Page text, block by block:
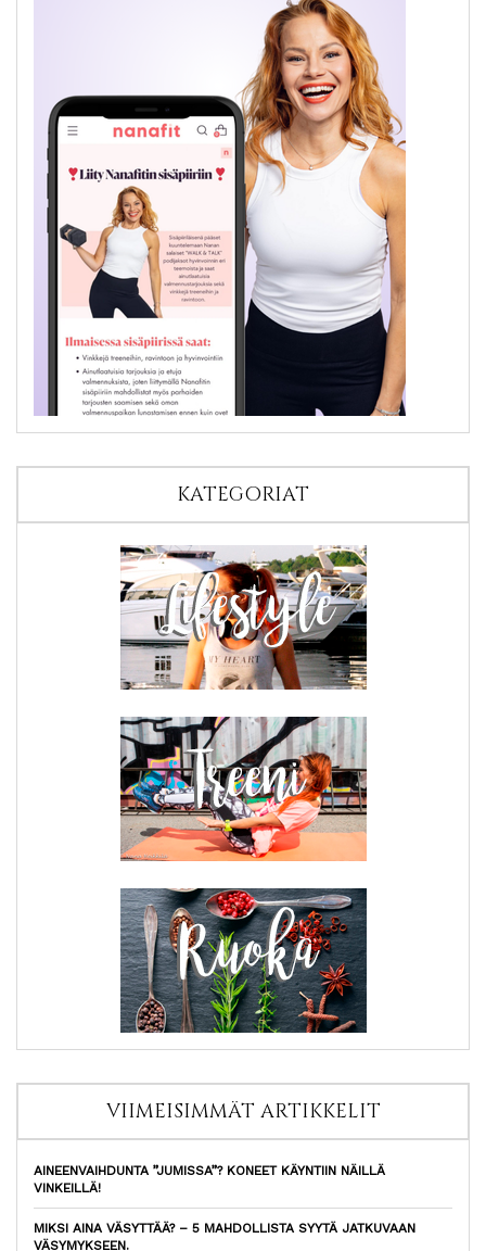
KATEGORIAT
VIIMEISIMMÄT ARTIKKELIT
AINEENVAIHDUNTA ”JUMISSA”? KONEET KÄYNTIIN NÄILLÄ
VINKEILLÄ!
MIKSI AINA VÄSYTTÄÄ? – 5 MAHDOLLISTA SYYTÄ JATKUVAAN
VÄSYMYKSEEN.